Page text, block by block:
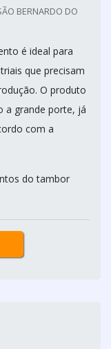
BERNARDO DO
é ideal para
que precisam
O produto
a grande porte, já
com a
do tambor